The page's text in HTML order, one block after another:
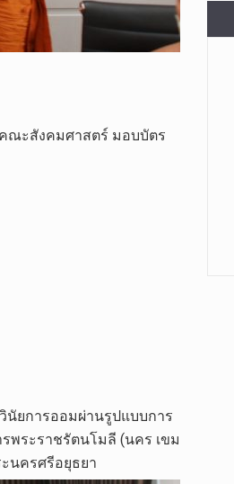
ณะสังคมศาสตร์ มอบบัตร
นัยการออมผ่านรูปแบบการ
ระราชรัตนโมลี (นคร เขม
นครศรีอยุธยา